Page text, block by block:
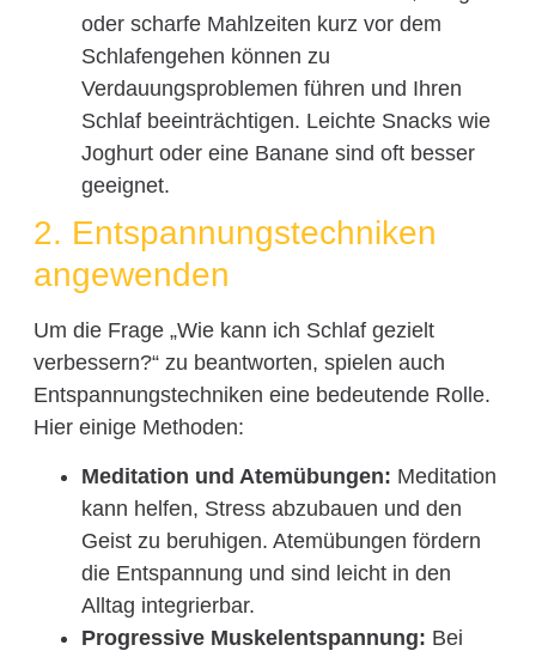
oder scharfe Mahlzeiten kurz vor dem
Schlafengehen können zu
Verdauungsproblemen führen und Ihren
Schlaf beeinträchtigen. Leichte Snacks wie
Joghurt oder eine Banane sind oft besser
geeignet.
2. Entspannungstechniken
angewenden
Um die Frage „Wie kann ich Schlaf gezielt
verbessern?“ zu beantworten, spielen auch
Entspannungstechniken eine bedeutende Rolle.
Hier einige Methoden:
Meditation und Atemübungen: Meditation
kann helfen, Stress abzubauen und den
Geist zu beruhigen. Atemübungen fördern
die Entspannung und sind leicht in den
Alltag integrierbar.
Progressive Muskelentspannung: Bei